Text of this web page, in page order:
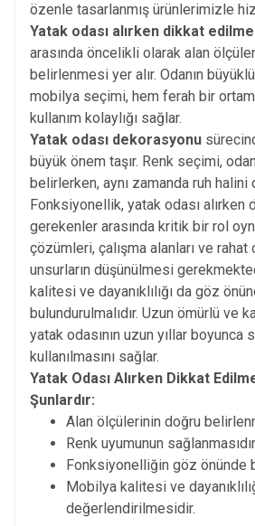
özenle tasarlanmış ürünlerimizle
Yatak odası alırken dikkat
arasında öncelikli olarak alan
belirlenmesi yer alır. Odanın
mobilya seçimi, hem ferah bir ortam
kullanım kolaylığı sağlar.
Yatak odası dekorasyonu
büyük önem taşır. Renk seçimi,
belirlerken, aynı zamanda ruh halini
Fonksiyonellik, yatak odası
gerekenler arasında kritik bir rol
çözümleri, çalışma alanları ve rahat
unsurların düşünülmesi
kalitesi ve dayanıklılığı da göz
bulundurulmalıdır. Uzun ömürlü ve
yatak odasının uzun yıllar boyunca
kullanılmasını sağlar.
Yatak Odası Alırken Dikkat
Şunlardır:
Alan ölçülerinin doğru
Renk uyumunun
Fonksiyonelliğin göz önünde
Mobilya kalitesi ve
değerlendirilmesidir.